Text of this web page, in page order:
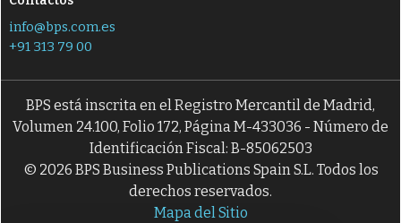
info@bps.com.es
+91 313 79 00
BPS está inscrita en el Registro Mercantil de Madrid,
Volumen 24.100, Folio 172, Página M-433036 - Número de
Identificación Fiscal: B-85062503
© 2026 BPS Business Publications Spain S.L. Todos los
derechos reservados.
Mapa del Sitio